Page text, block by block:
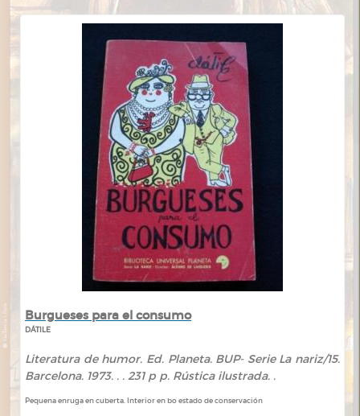
Burgueses para el consumo
DÁTILE
Literatura de humor. Ed. Planeta. BUP- Serie La nariz/15.
Barcelona. 1973. . . 231 p p. Rústica ilustrada. .
Pequena enruga en cuberta. Interior en bo estado de conservación